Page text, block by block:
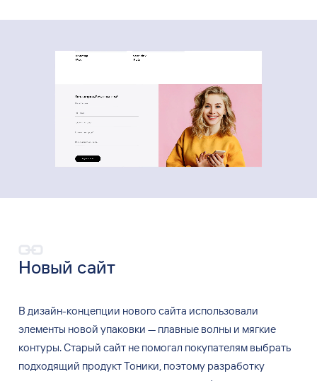
Новый сайт
В дизайн-концепции нового сайта использовали
элементы новой упаковки — плавные волны и мягкие
контуры. Старый сайт не помогал покупателям выбрать
подходящий продукт Тоники, поэтому разработку